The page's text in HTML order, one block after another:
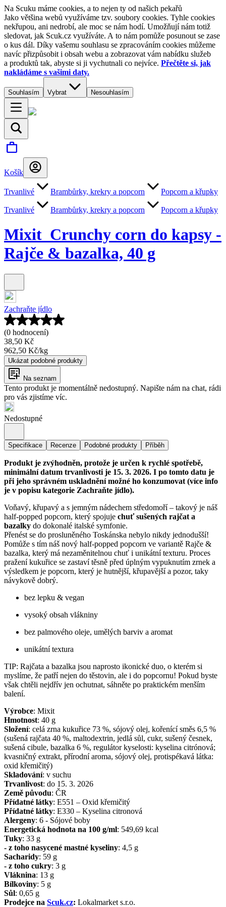
Na Scuku máme cookies, a to nejen ty od našich pekařů
Jako většina webů využíváme tzv. soubory cookies. Tyhle cookies
nekřupou, ani nedrobí, ale moc se nám hodí. Umožňují nám totiž
sledovat, jak Scuk.cz využíváte. A to nám pomůže posunout se zase
o kus dál. Díky vašemu souhlasu se zpracováním cookies můžeme
navíc přizpůsobit i obsah webu a zobrazovat vám nabídku služeb
a produktů tak, abyste si ji vychutnali co nejvíce. Přečtěte si, jak
nakládáme s vašimi daty.
Souhlasím Vybrat Nesouhlasím
Košík
Trvanlivé Brambůrky, krekry a popcorn Popcorn a křupky
Trvanlivé Brambůrky, krekry a popcorn Popcorn a křupky
Mixit_Crunchy corn do kapsy -
Rajče & bazalka, 40 g
Zachraňte jídlo
(0 hodnocení)
38,50 Kč
962,50 Kč/kg
Ukázat podobné produkty
Na seznam
Tento produkt je momentálně nedostupný. Napište nám na chat, rádi
pro vás zjistíme víc.
Nedostupné
Specifikace Recenze Podobné produkty Příběh
Produkt je zvýhodněn, protože je určen k rychlé spotřebě,
minimální datum trvanlivosti je 15. 3. 2026. I po tomto datu je
při jeho správném uskladnění možné ho konzumovat (více info
je v popisu kategorie Zachraňte jídlo).
Voňavý, křupavý a s jemným nádechem středomoří – takový je náš
half-popped popcorn, který spojuje chuť sušených rajčat a
bazalky do dokonalé italské symfonie.
Přenést se do prosluněného Toskánska nebylo nikdy jednodušší!
Pomůže s tím náš nový half-popped popcorn ve variantě Rajče &
bazalka, který má nezaměnitelnou chuť i unikátní texturu. Proces
pražení kukuřice se zastaví těsně před úplným vypuknutím zrnek a
výsledkem je popcorn, který je hutnější, křupavější a pozor, taky
návykově dobrý.
bez lepku & vegan
vysoký obsah vlákniny
bez palmového oleje, umělých barviv a aromat
unikátní textura
TIP: Rajčata a bazalka jsou naprosto ikonické duo, o kterém si
myslíme, že patří nejen do těstovin, ale i do popcornu! Pokud byste
však chtěli nejdřív jen ochutnat, sáhněte po praktickém menším
balení.
Výrobce: Mixit
Hmotnost: 40 g
Složení: celá zrna kukuřice 73 %, sójový olej, kořenící směs 6,5 %
(sušená rajčata 40 %, maltodextrin, jedlá sůl, cukr, sušený česnek,
sušená cibule, bazalka 6 %, regulátor kyselosti: kyselina citrónová;
kvasničný extrakt, přírodní aroma, sójový olej, protispékavá látka:
oxid křemičitý)
Skladování: v suchu
Trvanlivost: do 15. 3. 2026
Země původu: ČR
Přídatné látky: E551 – Oxid křemičitý
Přídatné látky: E330 – Kyselina citronová
Alergeny: 6 - Sójové boby
Energetická hodnota na 100 g/ml: 549,69 kcal
Tuky: 33 g
- z toho nasycené mastné kyseliny: 4,5 g
Sacharidy: 59 g
- z toho cukry: 3 g
Vláknina: 13 g
Bílkoviny: 5 g
Sůl: 0,65 g
Prodejce na Scuk.cz: Lokalmarket s.r.o.